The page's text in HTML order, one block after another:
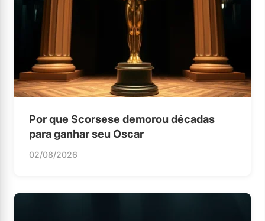
Por que Scorsese demorou décadas
para ganhar seu Oscar
02/08/2026